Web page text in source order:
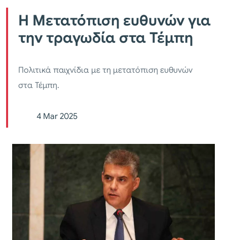
Η Μετατόπιση ευθυνών για
την τραγωδία στα Τέμπη
Πολιτικά παιχνίδια με τη μετατόπιση ευθυνών
στα Τέμπη.
4 Mar 2025